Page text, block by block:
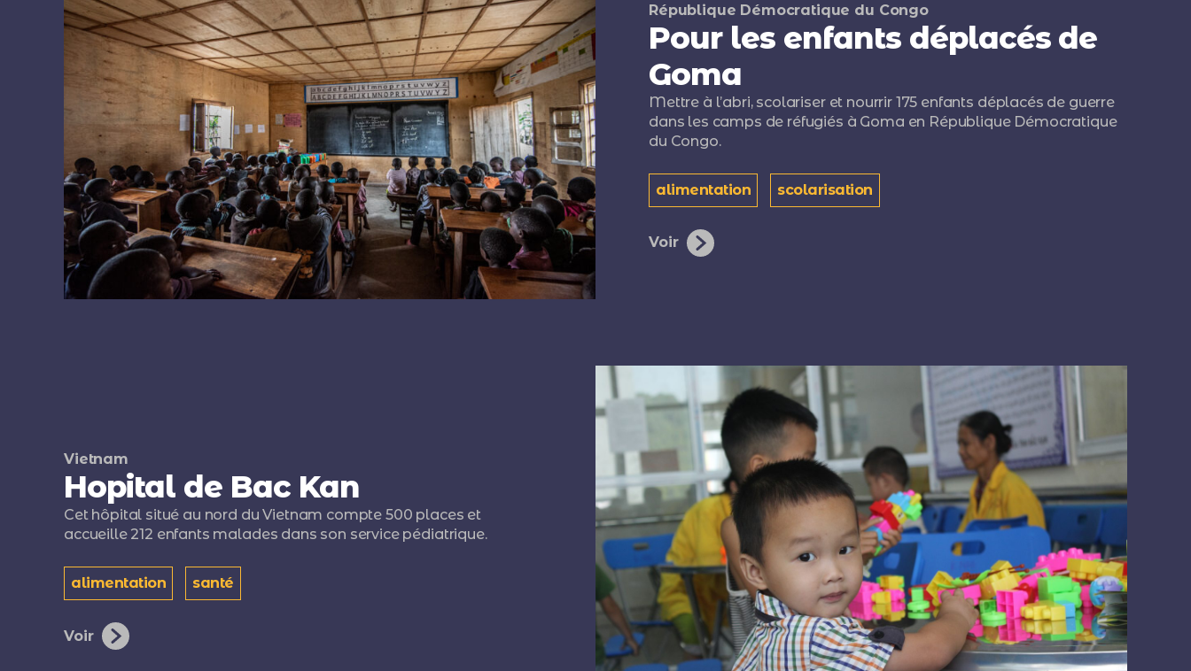
République Démocratique du Congo
Pour les enfants déplacés de
Goma
Mettre à l’abri, scolariser et nourrir 175 enfants déplacés de guerre
dans les camps de réfugiés à Goma en République Démocratique
du Congo.
alimentation scolarisation
Voir
Vietnam
Hopital de Bac Kan
Cet hôpital situé au nord du Vietnam compte 500 places et
accueille 212 enfants malades dans son service pédiatrique.
alimentation santé
Voir